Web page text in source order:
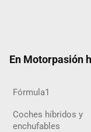
En Motorpasión
Fórmula1
Coches híbridos y
enchufables